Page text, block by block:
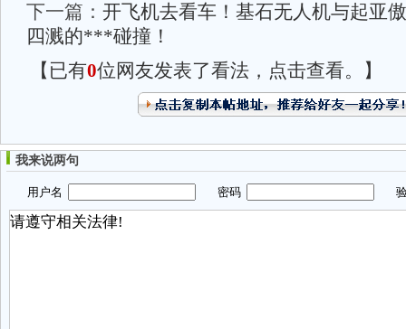
下一篇： 开飞机去看车！基石无人机与起亚
四溅的***碰撞！
【已有0位网友发表了看法，点击查看。】
我来说两句
用户名 密码 验